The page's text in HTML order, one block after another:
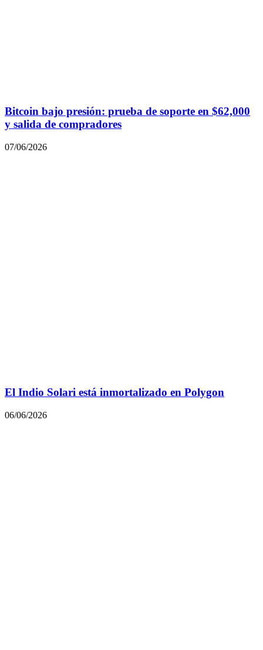
Bitcoin bajo presión: prueba de soporte en $62,000
y salida de compradores
07/06/2026
El Indio Solari está inmortalizado en Polygon
06/06/2026